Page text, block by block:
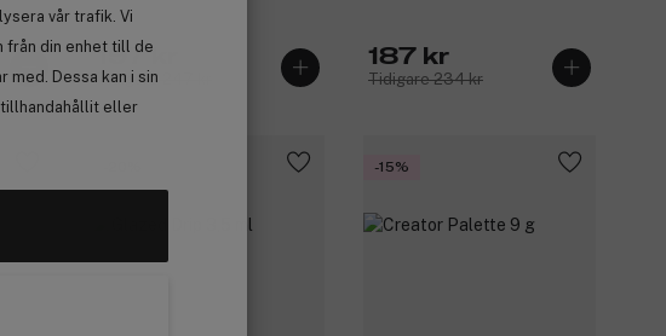
vår trafik. Vi
från din enhet till de
med. Dessa kan i sin
tillhandahållit eller
197 kr
Tidigare 247 kr
187 kr
Tidigare 234 kr
-15%